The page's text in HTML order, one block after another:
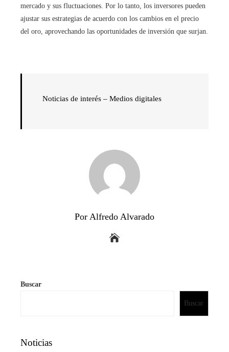
mercado y sus fluctuaciones. Por lo tanto, los inversores pueden
ajustar sus estrategias de acuerdo con los cambios en el precio
del oro, aprovechando las oportunidades de inversión que surjan.
Noticias de interés – Medios digitales
Por Alfredo Alvarado
Buscar
Buscar
Noticias